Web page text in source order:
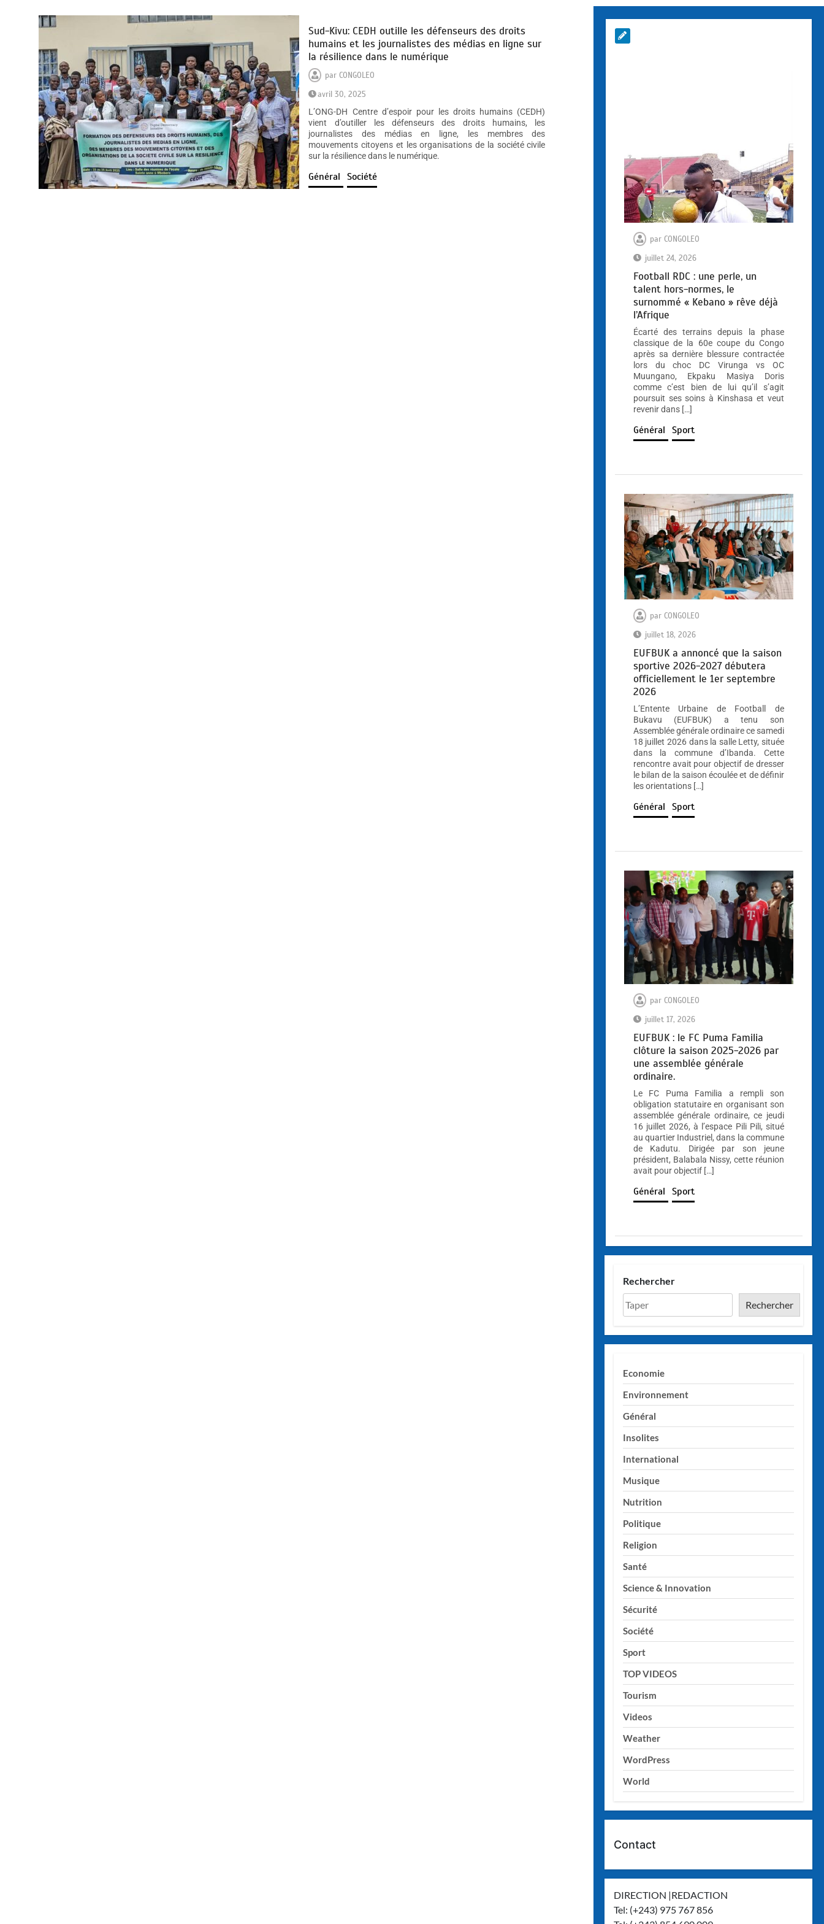
Sud-Kivu: CEDH outille les défenseurs des droits
humains et les journalistes des médias en ligne sur
la résilience dans le numérique
parCONGOLEO
avril 30, 2025
L’ONG-DH Centre d’espoir pour les droits humains (CEDH)
vient d’outiller les défenseurs des droits humains, les
journalistes des médias en ligne, les membres des
mouvements citoyens et les organisations de la société civile
sur la résilience dans le numérique.
Général Société
par CONGOLEO
juillet 24, 2026
Football RDC : une perle, un
talent hors-normes, le
surnommé « Kebano » rêve déjà
l’Afrique
Écarté des terrains depuis la phase
classique de la 60e coupe du Congo
après sa dernière blessure contractée
lors du choc DC Virunga vs OC
Muungano, Ekpaku Masiya Doris
comme c’est bien de lui qu’il s’agit
poursuit ses soins à Kinshasa et veut
revenir dans […]
Général Sport
par CONGOLEO
juillet 18, 2026
EUFBUK a annoncé que la saison
sportive 2026-2027 débutera
officiellement le 1er septembre
2026
L’Entente Urbaine de Football de
Bukavu (EUFBUK) a tenu son
Assemblée générale ordinaire ce samedi
18 juillet 2026 dans la salle Letty, située
dans la commune d’Ibanda. Cette
rencontre avait pour objectif de dresser
le bilan de la saison écoulée et de définir
les orientations […]
Général Sport
par CONGOLEO
juillet 17, 2026
EUFBUK : le FC Puma Familia
clôture la saison 2025-2026 par
une assemblée générale
ordinaire.
Le FC Puma Familia a rempli son
obligation statutaire en organisant son
assemblée générale ordinaire, ce jeudi
16 juillet 2026, à l’espace Pili Pili, situé
au quartier Industriel, dans la commune
de Kadutu. Dirigée par son jeune
président, Balabala Nissy, cette réunion
avait pour objectif […]
Général Sport
Rechercher
Rechercher
Economie
Environnement
Général
Insolites
International
Musique
Nutrition
Politique
Religion
Santé
Science & Innovation
Sécurité
Société
Sport
TOP VIDEOS
Tourism
Videos
Weather
WordPress
World
Contact
DIRECTION |REDACTION
Tel: (+243) 975 767 856